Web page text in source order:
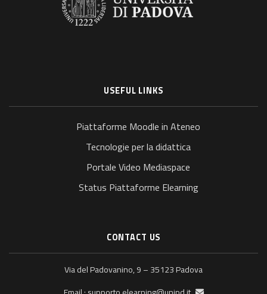
USEFUL LINKS
Piattaforme Moodle in Ateneo
Tecnologie per la didattica
Portale Video Mediaspace
Status Piattaforme Elearning
CONTACT US
Via del Padovanino, 9 – 35123 Padova